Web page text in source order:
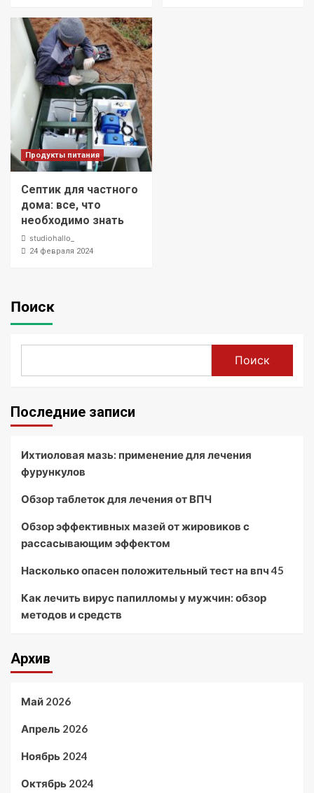
Продукты питания
Септик для частного
дома: все, что
необходимо знать
studiohallo_
24 февраля 2024
Поиск
Поиск
Последние записи
Ихтиоловая мазь: применение для лечения
фурункулов
Обзор таблеток для лечения от ВПЧ
Обзор эффективных мазей от жировиков с
рассасывающим эффектом
Насколько опасен положительный тест на впч 45
Как лечить вирус папилломы у мужчин: обзор
методов и средств
Архив
Май 2026
Апрель 2026
Ноябрь 2024
Октябрь 2024